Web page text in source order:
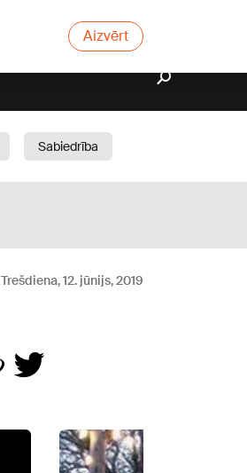
Aizvērt
Sabiedrība
Trešdiena, 12. jūnijs, 2019